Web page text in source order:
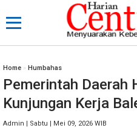
Home » Humbahas
Pemerintah Daerah
Kunjungan Kerja
Admin | Sabtu | Mei 09, 2026 WIB